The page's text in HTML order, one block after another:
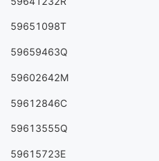
59651098T
59659463Q
59602642M
59612846C
59613555Q
59615723E